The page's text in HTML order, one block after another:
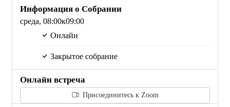
Информация о Собрании
среда, 08:00к09:00
Онлайн
Закрытое собрание
Онлайн встреча
Присоединитесь к Zoom